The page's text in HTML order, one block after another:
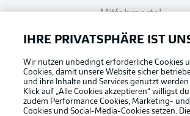
Mitfahrportal
Sprachauswahl
Deutsch Anzeige
Football as it's meant to be
IHRE PRIVATSPHÄRE IST
Wir nutzen unbedingt erforderliche Cookies
Cookies, damit unsere Website sicher
und ihre Inhalte und Services genutzt
Klick auf „Alle Cookies akzeptieren“ willigst
zudem Performance Cookies, Marketing-
Cookies und Social-Media-Cookies setzen.